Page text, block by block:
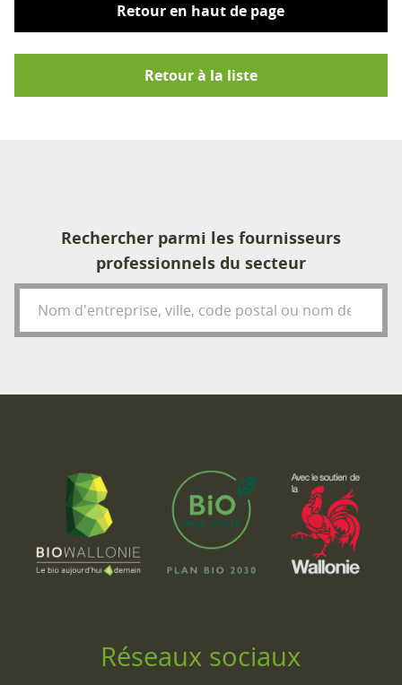
Retour en haut de page
Retour à la liste
Rechercher parmi les fournisseurs
professionnels du secteur
Réseaux sociaux